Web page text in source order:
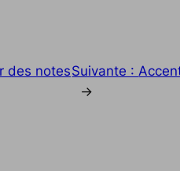
des notesSuivante :
→